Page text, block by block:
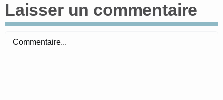
Laisser un commentaire
Commentaire